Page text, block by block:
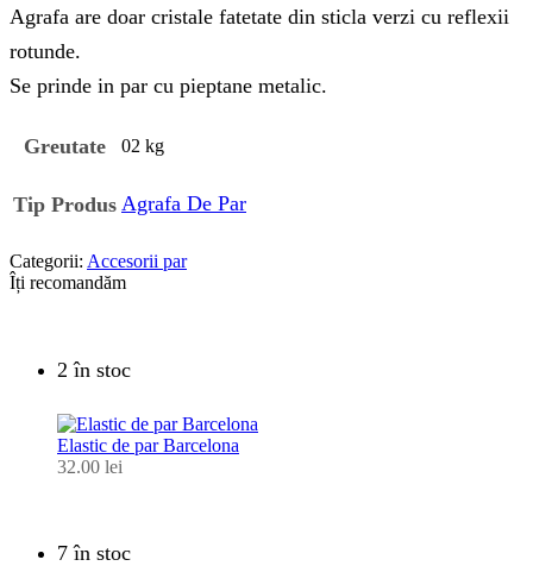
Agrafa are doar cristale fatetate din sticla verzi cu reflexii
rotunde.
Se prinde in par cu pieptane metalic.
Greutate 02 kg
Tip Produs Agrafa De Par
Categorii: Accesorii par
Îți recomandăm
2 în stoc
Elastic de par Barcelona
32.00 lei
7 în stoc